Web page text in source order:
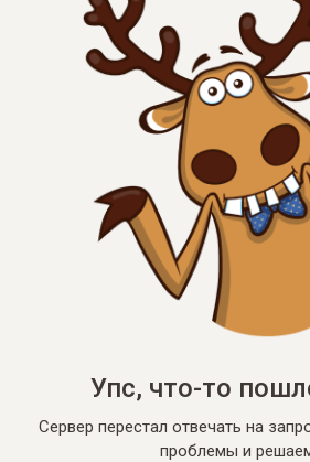
Упс, что-то
Сервер перестал отвечать на
проблемы и